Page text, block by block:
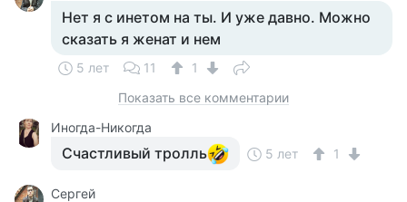
Нет я с инетом на ты. И уже давно. Можно
сказать я женат и нем
5 лет 11
1
Показать все комментарии
Иногда-Никогда
Счастливый тролль 5 лет 1
Сергей